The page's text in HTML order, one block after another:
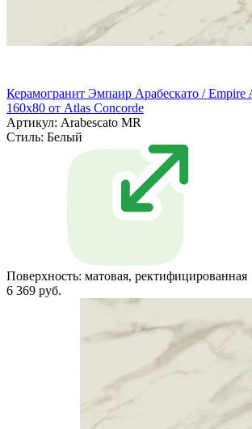
Керамогранит Эмпаир Арабескато / Empire
160x80 от Atlas Concorde
Артикул: Arabescato MR
Стиль: Белый
Поверхность: матовая, ректифицированная
6 369 руб.